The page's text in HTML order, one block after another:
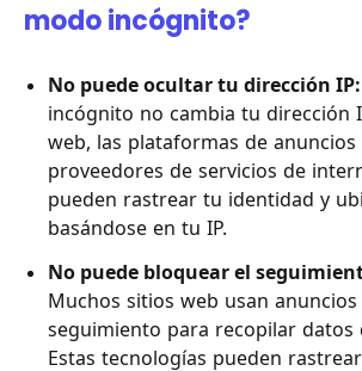
modo incógnito?
No puede ocultar tu dirección IP:
incógnito no cambia tu dirección
web, las plataformas de anuncios
proveedores de servicios de
pueden rastrear tu identidad y
basándose en tu IP.
No puede bloquear el
Muchos sitios web usan
seguimiento para recopilar datos
Estas tecnologías pueden